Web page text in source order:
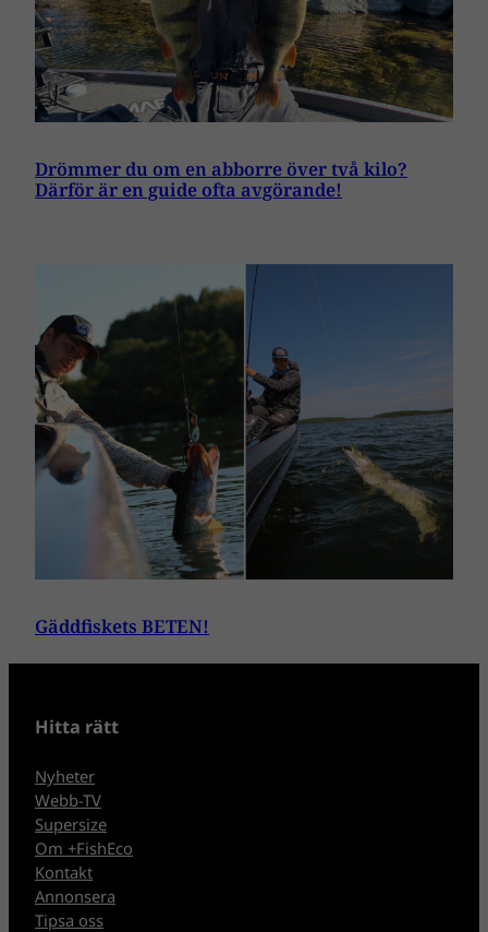
Drömmer du om en abborre över två kilo?
Därför är en guide ofta avgörande!
Gäddfiskets BETEN!
Hitta rätt
Nyheter
Webb-TV
Supersize
Om +FishEco
Kontakt
Annonsera
Tipsa oss